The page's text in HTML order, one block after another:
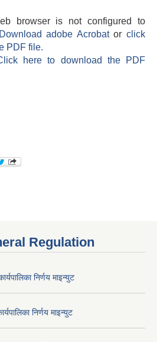
browser is not configured to
Download adobe Acrobatorclick
PDF file.
here to download the PDF
Regulation
निर्णय माइन्युट
निर्णय माइन्युट